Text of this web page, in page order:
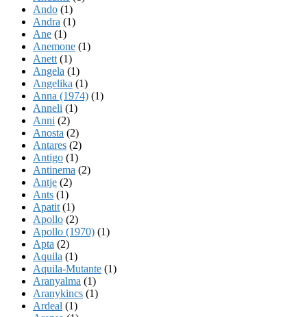
Ando (1)
Andra (1)
Ane (1)
Anemone (1)
Anett (1)
Angela (1)
Angelika (1)
Anna (1974) (1)
Anneli (1)
Anni (2)
Anosta (2)
Antares (2)
Antigo (1)
Antinema (2)
Antje (2)
Ants (1)
Apatit (1)
Apollo (2)
Apollo (1970) (1)
Apta (2)
Aquila (1)
Aquila-Mutante (1)
Aranyalma (1)
Aranykincs (1)
Ardeal (1)